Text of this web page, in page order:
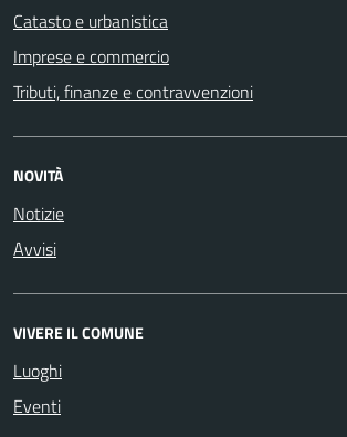
Catasto e urbanistica
Imprese e commercio
Tributi, finanze e contravvenzioni
NOVITÀ
Notizie
Avvisi
VIVERE IL COMUNE
Luoghi
Eventi